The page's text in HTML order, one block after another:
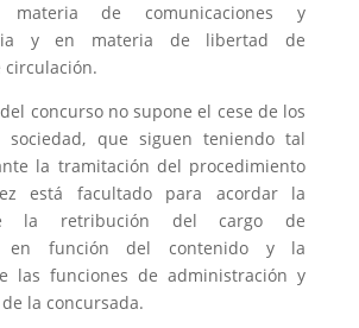
materia de comunicaciones y
y en materia de libertad de
circulación.
concurso no supone el cese de los
sociedad, que siguen teniendo tal
la tramitación del procedimiento
está facultado para acordar la
la retribución del cargo de
en función del contenido y la
las funciones de administración y
la concursada.